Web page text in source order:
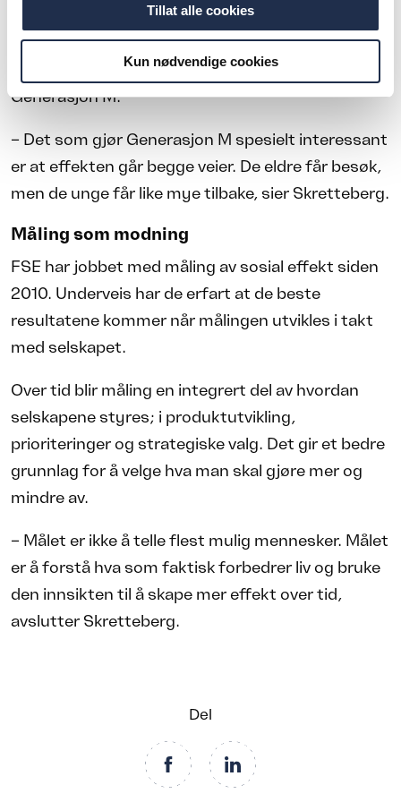
Tillat alle cookies
Kun nødvendige cookies
707 generasjonsmøter ble gjennomført i 2025, og
98 prosent av de unge M-vennene sier hverdagen
har blitt mer meningsfull som følge av jobben i
Generasjon M.
– Det som gjør Generasjon M spesielt interessant
er at effekten går begge veier. De eldre får besøk,
men de unge får like mye tilbake, sier Skretteberg.
Måling som modning
FSE har jobbet med måling av sosial effekt siden
2010. Underveis har de erfart at de beste
resultatene kommer når målingen utvikles i takt
med selskapet.
Over tid blir måling en integrert del av hvordan
selskapene styres; i produktutvikling,
prioriteringer og strategiske valg. Det gir et bedre
grunnlag for å velge hva man skal gjøre mer og
mindre av.
– Målet er ikke å telle flest mulig mennesker. Målet
er å forstå hva som faktisk forbedrer liv og bruke
den innsikten til å skape mer effekt over tid,
avslutter Skretteberg.
Del